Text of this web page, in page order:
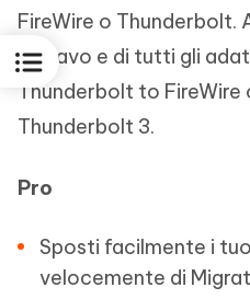
FireWire o Thunderbolt.
un cavo e di tutti gli
Thunderbolt to
Thunderbolt 3.
Pro
Sposti facilmente i
velocemente di